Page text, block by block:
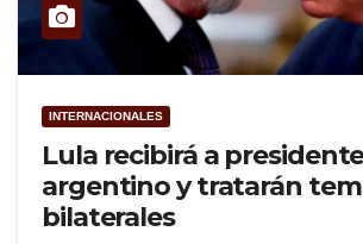
INTERNACIONALES
Lula recibirá a
argentino y tratarán
bilaterales